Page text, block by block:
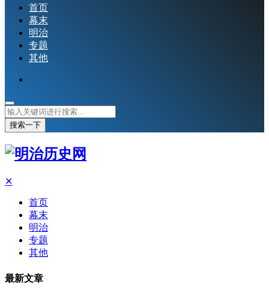
首页
幕末
明治
专题
其他
搜索一下
✕
首页
幕末
明治
专题
其他
最新文章